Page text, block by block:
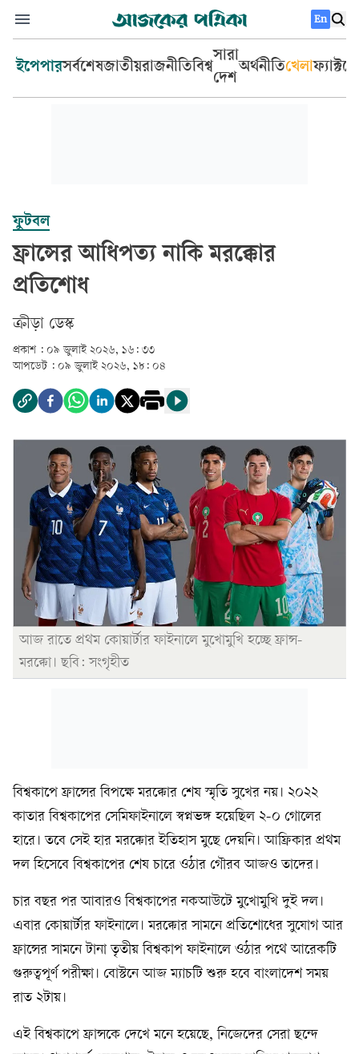
En
ইপেপারসর্বশেষজাতীয়রাজনীতিবিশ্ব
সারা
দেশ
অর্থনীতিখেলা
ফুটবল
ফ্রান্সের আধিপত্য নাকি মরক্কোর
প্রতিশোধ
ক্রীড়া ডেস্ক
প্রকাশ : ০৯ জুলাই ২০২৬, ১৬: ৩৩
আপডেট : ০৯ জুলাই ২০২৬, ১৮: ০৪
আজ রাতে প্রথম কোয়ার্টার ফাইনালে মুখোমুখি হচ্ছে ফ্রান্স-
মরক্কো। ছবি: সংগৃহীত
বিশ্বকাপে ফ্রান্সের বিপক্ষে মরক্কোর শেষ স্মৃতি সুখের নয়। ২০২২
কাতার বিশ্বকাপের সেমিফাইনালে স্বপ্নভঙ্গ হয়েছিল ২-০ গোলের
হারে। তবে সেই হার মরক্কোর ইতিহাস মুছে দেয়নি। আফ্রিকার প্রথম
দল হিসেবে বিশ্বকাপের শেষ চারে ওঠার গৌরব আজও তাদের।
চার বছর পর আবারও বিশ্বকাপের নকআউটে মুখোমুখি দুই দল।
এবার কোয়ার্টার ফাইনালে। মরক্কোর সামনে প্রতিশোধের সুযোগ আর
ফ্রান্সের সামনে টানা তৃতীয় বিশ্বকাপ ফাইনালে ওঠার পথে আরেকটি
গুরুত্বপূর্ণ পরীক্ষা। বোস্টনে আজ ম্যাচটি শুরু হবে বাংলাদেশ সময়
রাত ২টায়।
এই বিশ্বকাপে ফ্রান্সকে দেখে মনে হয়েছে, নিজেদের সেরা ছন্দে